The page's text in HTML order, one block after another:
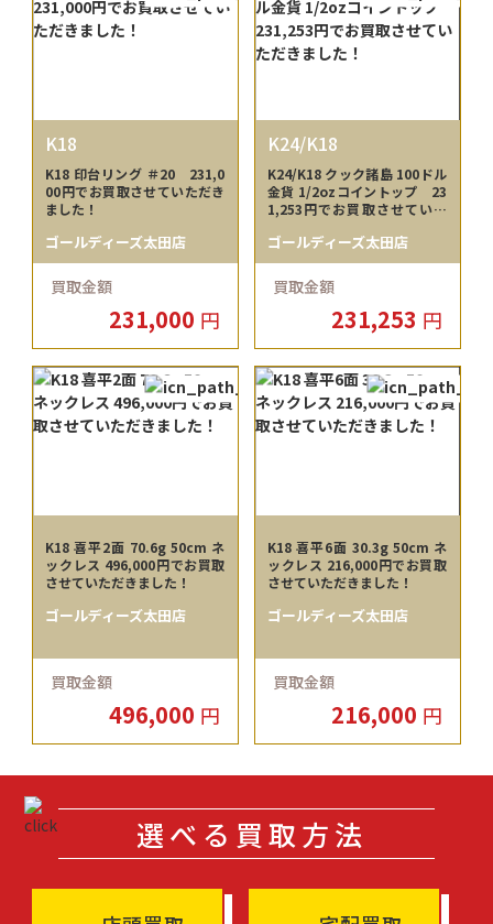
K18
K18 印台リング ＃20 231,0
00円でお買取させていただき
ました！
ゴールディーズ太田店
買取金額
231,000 円
K24/K18
K24/K18 クック諸島 100ドル
金貨 1/2ozコイントップ 23
1,253円でお買取させていた
ゴールディーズ太田店
買取金額
231,253 円
K18 喜平2面 70.6g 50cm ネ
ックレス 496,000円でお買取
させていただきました！
ゴールディーズ太田店
買取金額
496,000 円
K18 喜平6面 30.3g 50cm ネ
ックレス 216,000円でお買取
させていただきました！
ゴールディーズ太田店
買取金額
216,000 円
選べる買取方法